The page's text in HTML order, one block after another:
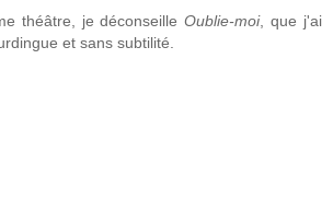
théâtre, je déconseilleOublie-moi, que j'ai
et sans subtilité.